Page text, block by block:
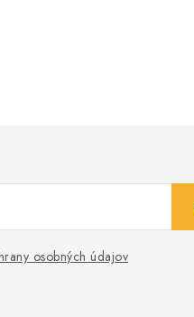
osobných údajov